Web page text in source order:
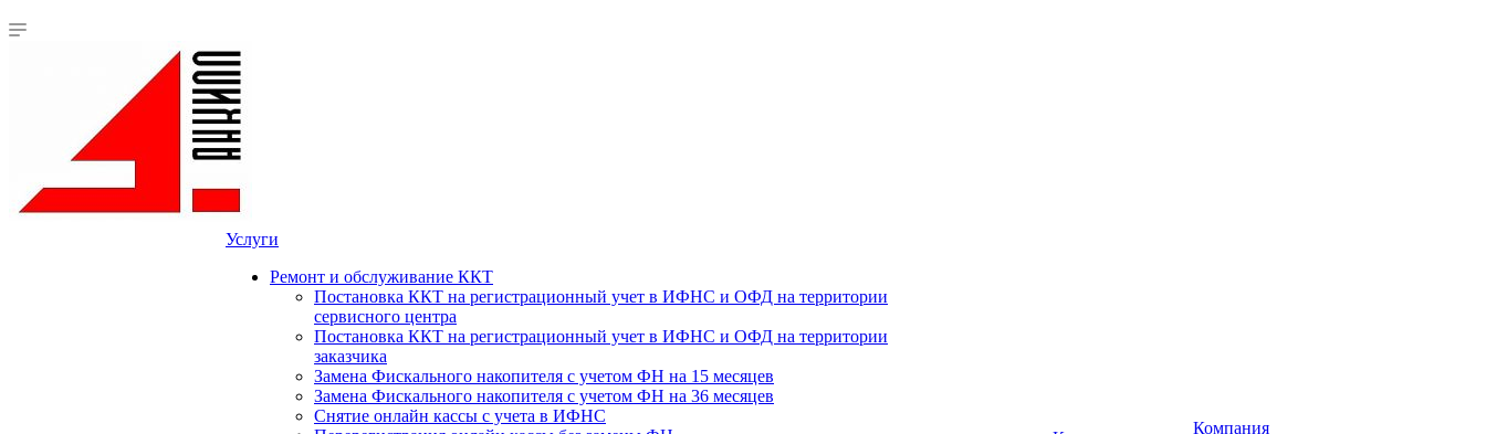
Услуги
Ремонт и обслуживание ККТ
Постановка ККТ на регистрационный учет в ИФНС и ОФД на территории
сервисного центра
Постановка ККТ на регистрационный учет в ИФНС и ОФД на территории
заказчика
Замена Фискального накопителя с учетом ФН на 15 месяцев
Замена Фискального накопителя с учетом ФН на 36 месяцев
Снятие онлайн кассы с учета в ИФНС
Компания